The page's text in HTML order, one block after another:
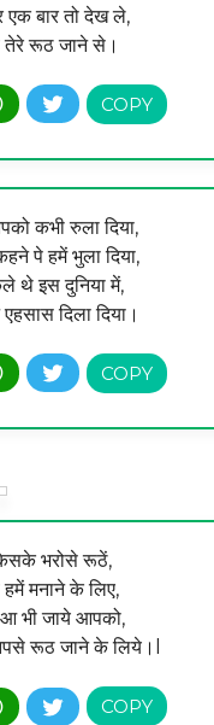
एक बार तो देख ले,
तेरे रूठ जाने से।
कभी रुला दिया,
पे हमें भुला दिया,
थे इस दुनिया में,
दिला दिया।
भरोसे रूठें,
मनाने के लिए,
भी जाये आपको,
रूठ जाने के लिये।l